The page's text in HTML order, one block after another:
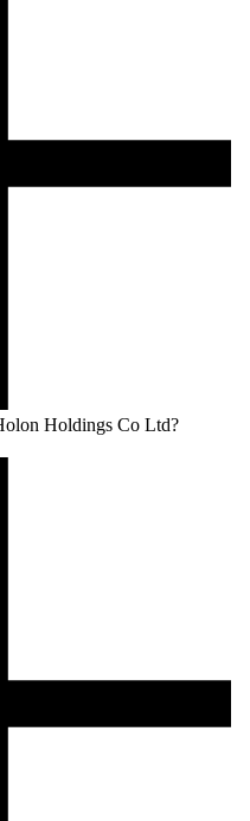
Holdings Co Ltd?